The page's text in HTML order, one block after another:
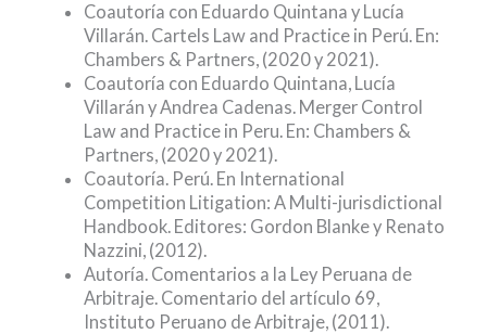
Coautoría con Eduardo Quintana y Lucía
Villarán. Cartels Law and Practice in Perú. En:
Chambers & Partners, (2020 y 2021).
Coautoría con Eduardo Quintana, Lucía
Villarán y Andrea Cadenas. Merger Control
Law and Practice in Peru. En: Chambers &
Partners, (2020 y 2021).
Coautoría. Perú. En International
Competition Litigation: A Multi-jurisdictional
Handbook. Editores: Gordon Blanke y Renato
Nazzini, (2012).
Autoría. Comentarios a la Ley Peruana de
Arbitraje. Comentario del artículo 69,
Instituto Peruano de Arbitraje, (2011).